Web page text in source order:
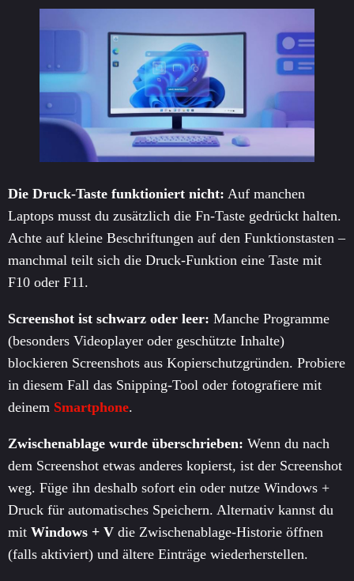
Die Druck-Taste funktioniert nicht: Auf manchen
Laptops musst du zusätzlich die Fn-Taste gedrückt halten.
Achte auf kleine Beschriftungen auf den Funktionstasten –
manchmal teilt sich die Druck-Funktion eine Taste mit
F10 oder F11.
Screenshot ist schwarz oder leer: Manche Programme
(besonders Videoplayer oder geschützte Inhalte)
blockieren Screenshots aus Kopierschutzgründen. Probiere
in diesem Fall das Snipping-Tool oder fotografiere mit
deinem Smartphone.
Zwischenablage wurde überschrieben: Wenn du nach
dem Screenshot etwas anderes kopierst, ist der Screenshot
weg. Füge ihn deshalb sofort ein oder nutze Windows +
Druck für automatisches Speichern. Alternativ kannst du
mit Windows + V die Zwischenablage-Historie öffnen
(falls aktiviert) und ältere Einträge wiederherstellen.